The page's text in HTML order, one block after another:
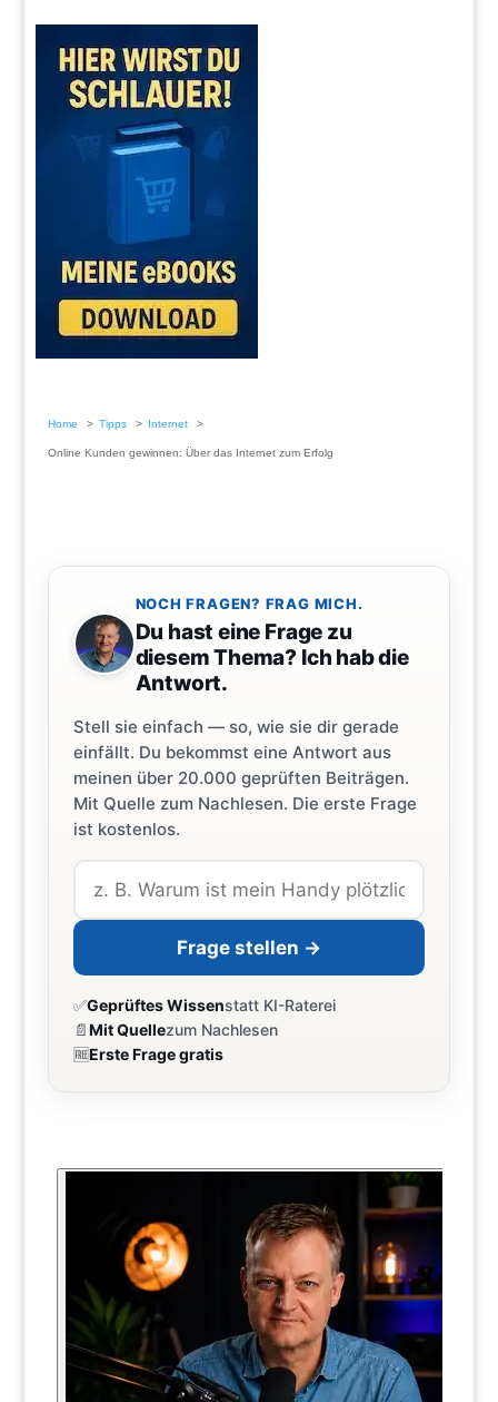
Home Tipps Internet
Online Kunden gewinnen: Über das Internet zum Erfolg
NOCH FRAGEN? FRAG MICH.
Du hast eine Frage zu
diesem Thema? Ich hab die
Antwort.
Stell sie einfach — so, wie sie dir gerade
einfällt. Du bekommst eine Antwort aus
meinen über 20.000 geprüften Beiträgen.
Mit Quelle zum Nachlesen. Die erste Frage
ist kostenlos.
Frage stellen →
✅Geprüftes Wissenstatt KI-Raterei
📄Mit Quellezum Nachlesen
🆓Erste Frage gratis